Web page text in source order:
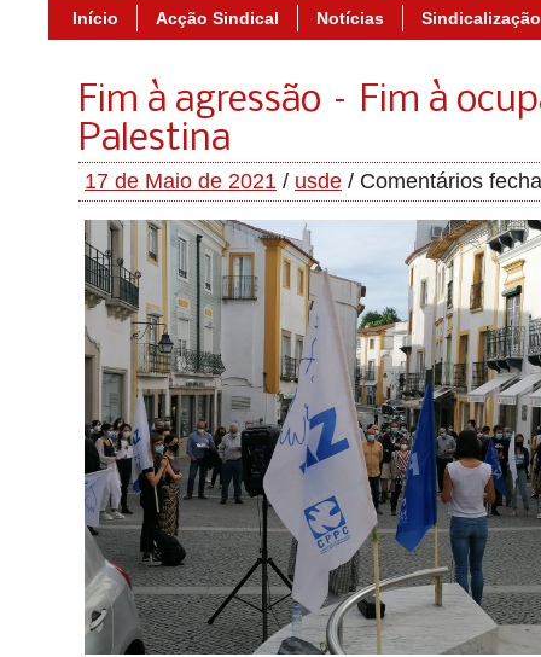
Início Acção Sindical Notícias Sindicalização
Fim à agressão – Fim à
Palestina
17 de Maio de 2021 / usde / Comentários